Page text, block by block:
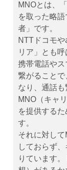
MNOとは、
を取った略
者」です。
NTTドコモ
リア」とも呼
携帯電話や
繋がること
なり、通話も
MNO（キャ
を提供する
す。
それに対し
しておらず
りています